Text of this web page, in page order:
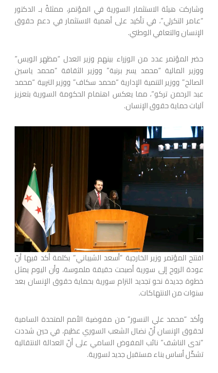
وشاركت هيئة الاستثمار السورية في المؤتمر، ممثلةً بـ الدكتور
“عامر التكرلي”، في تأكيد على أهمية الاستثمار في دعم حقوق
الإنسان والتعافي الوطني.
حضر المؤتمر عدد من الوزراء بينهم وزير العدل “مظهر الويس”
ووزير المالية “محمد يسر برنية” ووزير الثقافة “محمد ياسين
الصالح” ووزير التنمية الإدارية “محمد سكاف” ووزير التربية “محمد
عبد الرحمن تركو”، مما يعكس اهتمام الحكومة السورية بتعزيز
آليات حماية حقوق الإنسان.
افتتح المؤتمر وزير الخارجية “أسعد الشيباني” بكلمة أكد فيها أنّ
عودة الروح إلى سورية أصبحت حقيقة ملموسة، وأن اليوم يمثل
خطوة جديدة نحو تجديد التزام سورية بحماية حقوق الإنسان بعد
سنوات من الانتهاكات.
وأكد “محمد علي النسور” من مفوضية الأمم المتحدة السامية
لحقوق الإنسان أنّ نضال الشعب السوري عظيم، في حين شددت
“ندى الناشف” نائب المفوض السامي على أنّ العدالة الانتقالية
تشكّل أساس بناء مستقبل جديد لسورية.